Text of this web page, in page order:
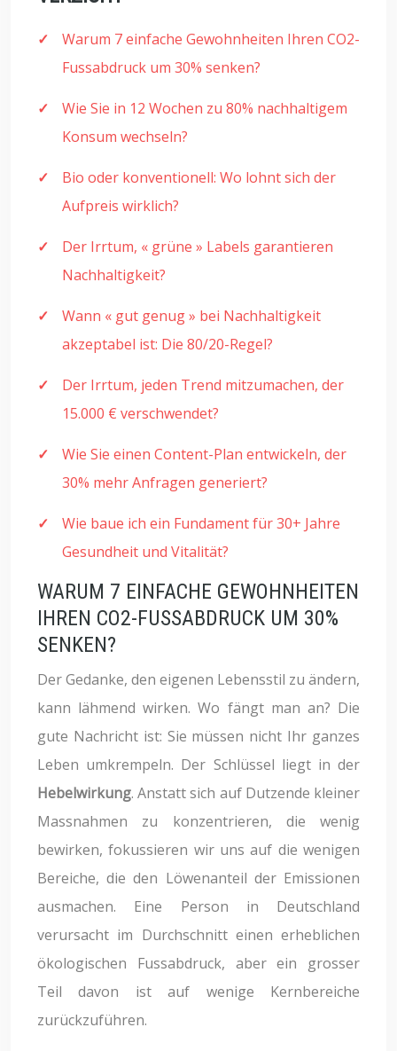
Warum 7 einfache Gewohnheiten Ihren CO2-
Fussabdruck um 30% senken?
Wie Sie in 12 Wochen zu 80% nachhaltigem
Konsum wechseln?
Bio oder konventionell: Wo lohnt sich der
Aufpreis wirklich?
Der Irrtum, « grüne » Labels garantieren
Nachhaltigkeit?
Wann « gut genug » bei Nachhaltigkeit
akzeptabel ist: Die 80/20-Regel?
Der Irrtum, jeden Trend mitzumachen, der
15.000 € verschwendet?
Wie Sie einen Content-Plan entwickeln, der
30% mehr Anfragen generiert?
Wie baue ich ein Fundament für 30+ Jahre
Gesundheit und Vitalität?
WARUM 7 EINFACHE GEWOHNHEITEN
IHREN CO2-FUSSABDRUCK UM 30%
SENKEN?
Der Gedanke, den eigenen Lebensstil zu ändern,
kann lähmend wirken. Wo fängt man an? Die
gute Nachricht ist: Sie müssen nicht Ihr ganzes
Leben umkrempeln. Der Schlüssel liegt in der
Hebelwirkung. Anstatt sich auf Dutzende kleiner
Massnahmen zu konzentrieren, die wenig
bewirken, fokussieren wir uns auf die wenigen
Bereiche, die den Löwenanteil der Emissionen
ausmachen. Eine Person in Deutschland
verursacht im Durchschnitt einen erheblichen
ökologischen Fussabdruck, aber ein grosser
Teil davon ist auf wenige Kernbereiche
zurückzuführen.